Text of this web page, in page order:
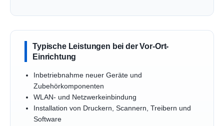
Typische Leistungen bei der Vor-Ort-
Einrichtung
Inbetriebnahme neuer Geräte und
Zubehörkomponenten
WLAN- und Netzwerkeinbindung
Installation von Druckern, Scannern, Treibern und
Software